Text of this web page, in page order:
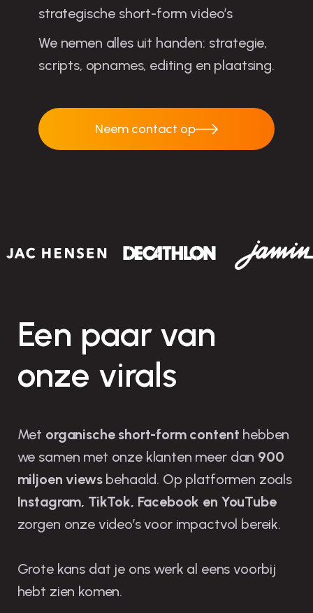
strategische short-form video’s
We nemen alles uit handen: strategie,
scripts, opnames, editing en plaatsing.
Neem contact op
Een paar van
onze virals
Met organische short-form content hebben
we samen met onze klanten meer dan 900
miljoen viewsbehaald. Op platformen zoals
Instagram, TikTok, Facebook en YouTube
zorgen onze video’s voor impactvol bereik.
Grote kans dat je ons werk al eens voorbij
hebt zien komen.